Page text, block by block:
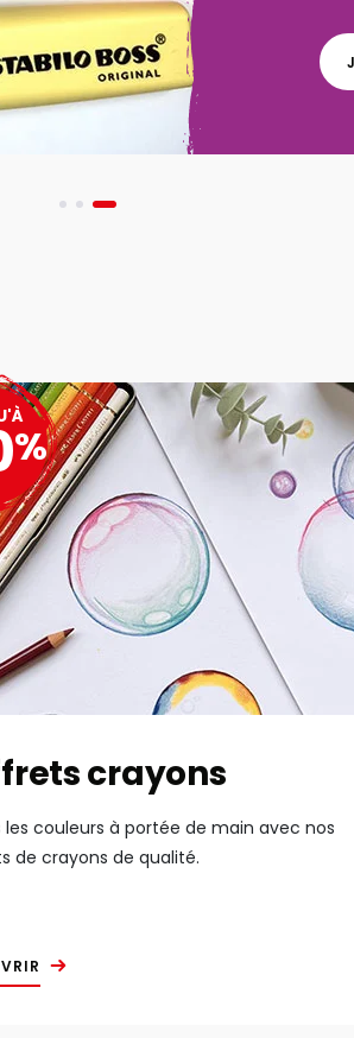
crayons
les couleurs à portée de main avec nos
de crayons de qualité.
%